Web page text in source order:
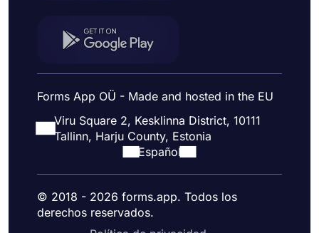
Forms App OÜ - Made and hosted in the EU
Viru Square 2, Kesklinna District, 10111
Tallinn, Harju County, Estonia
Español
© 2018 - 2026 forms.app. Todos los
derechos reservados.